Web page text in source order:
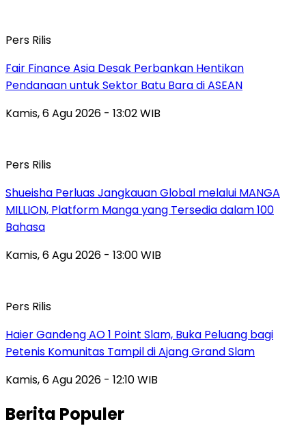
Pers Rilis
Fair Finance Asia Desak Perbankan Hentikan
Pendanaan untuk Sektor Batu Bara di ASEAN
Kamis, 6 Agu 2026 - 13:02 WIB
Pers Rilis
Shueisha Perluas Jangkauan Global melalui MANGA
MILLION, Platform Manga yang Tersedia dalam 100
Bahasa
Kamis, 6 Agu 2026 - 13:00 WIB
Pers Rilis
Haier Gandeng AO 1 Point Slam, Buka Peluang bagi
Petenis Komunitas Tampil di Ajang Grand Slam
Kamis, 6 Agu 2026 - 12:10 WIB
Berita Populer